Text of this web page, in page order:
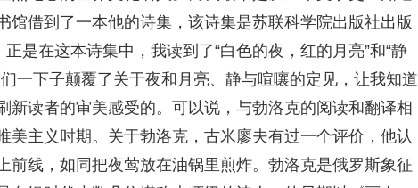
馆借到了一本他的诗集，该诗集是苏联科学院出版社出版
正是在这本诗集中，我读到了“白色的夜，红的月亮”和“静
一下子颠覆了关于夜和月亮、静与喧嚷的定见，让我知道
新读者的审美感受的。可以说，与勃洛克的阅读和翻译相
美主义时期。关于勃洛克，古米廖夫有过一个评价，他认
前线，如同把夜莺放在油锅里煎炸。勃洛克是俄罗斯象征